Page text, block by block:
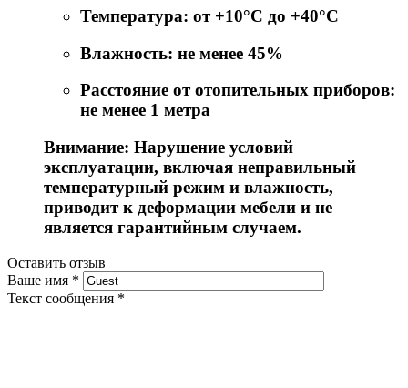
Температура: от +10°C до +40°C
Влажность: не менее 45%
Расстояние от отопительных приборов:
не менее 1 метра
Внимание: Нарушение условий
эксплуатации, включая неправильный
температурный режим и влажность,
приводит к деформации мебели и не
является гарантийным случаем.
Оставить отзыв
Ваше имя *
Текст сообщения *